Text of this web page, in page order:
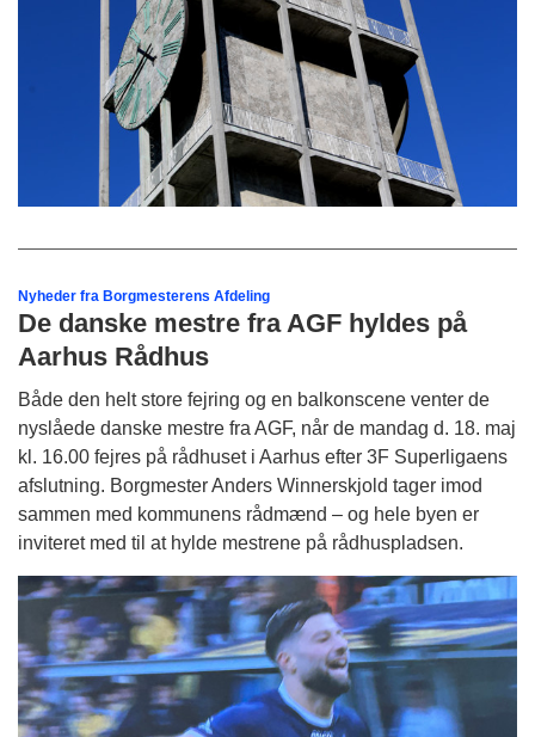
Nyheder fra Borgmesterens Afdeling
De danske mestre fra AGF hyldes på
Aarhus Rådhus
Både den helt store fejring og en balkonscene venter de
nyslåede danske mestre fra AGF, når de mandag d. 18. maj
kl. 16.00 fejres på rådhuset i Aarhus efter 3F Superligaens
afslutning. Borgmester Anders Winnerskjold tager imod
sammen med kommunens rådmænd – og hele byen er
inviteret med til at hylde mestrene på rådhuspladsen.